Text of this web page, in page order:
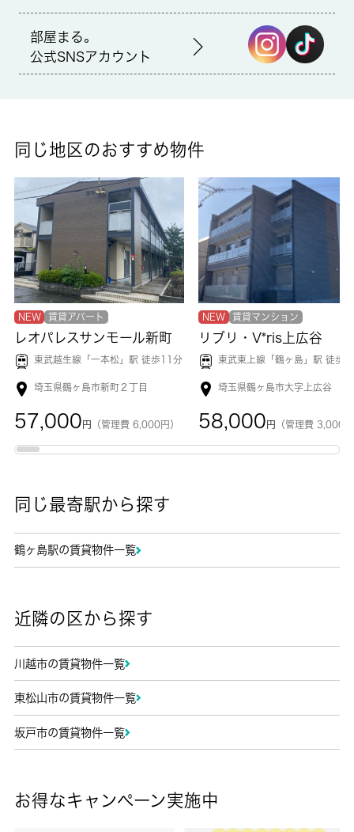
取引形態
仲介
備考
っちりです。共用部には宅配ボックスを設置しているため、荷物
する情報を数多く提供しております。より自分に適した住まい選
びをしていきましょう。私たちもサポート致します。
部屋まる。
公式SNSアカウント
同じ地区のおすすめ物件
NEW 賃貸アパート
レオパレスサンモール新町
東武越生線「 一本松」駅 徒歩11分
埼玉県鶴ヶ島市新町２丁目
57,000 円 （管理費 6,000円）
NEW 賃貸マンション
リブリ・V*ris上広谷
東武東上線「鶴ヶ島 」駅 徒歩
埼玉県鶴ヶ島市大字上広谷
58,000 円 （管理費 3,000
同じ最寄駅から探す
鶴ヶ島駅の賃貸物件一覧
近隣の区から探す
川越市の賃貸物件一覧
東松山市の賃貸物件一覧
坂戸市の賃貸物件一覧
お得なキャンペーン実施中